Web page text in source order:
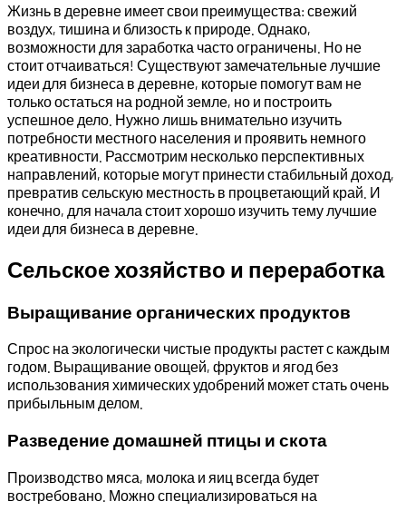
Жизнь в деревне имеет свои преимущества: свежий
воздух, тишина и близость к природе. Однако,
возможности для заработка часто ограничены. Но не
стоит отчаиваться! Существуют замечательные лучшие
идеи для бизнеса в деревне, которые помогут вам не
только остаться на родной земле, но и построить
успешное дело. Нужно лишь внимательно изучить
потребности местного населения и проявить немного
креативности. Рассмотрим несколько перспективных
направлений, которые могут принести стабильный доход,
превратив сельскую местность в процветающий край. И
конечно, для начала стоит хорошо изучить тему лучшие
идеи для бизнеса в деревне.
Сельское хозяйство и переработка
Выращивание органических продуктов
Спрос на экологически чистые продукты растет с каждым
годом. Выращивание овощей, фруктов и ягод без
использования химических удобрений может стать очень
прибыльным делом.
Разведение домашней птицы и скота
Производство мяса, молока и яиц всегда будет
востребовано. Можно специализироваться на